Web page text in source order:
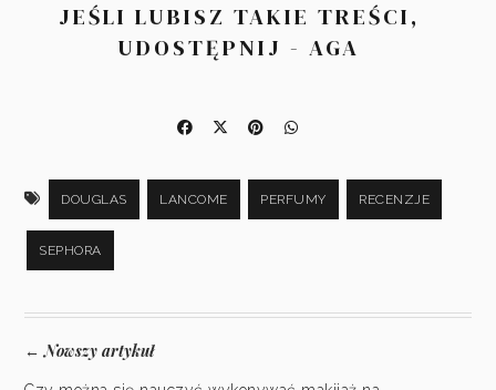
JEŚLI LUBISZ TAKIE TREŚCI,
UDOSTĘPNIJ - AGA
DOUGLAS LANCOME PERFUMY RECENZJE
SEPHORA
←Nowszy artykuł